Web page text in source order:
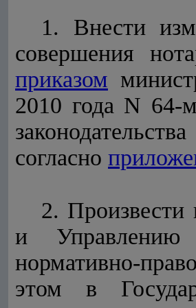
1. Внести
совершения
приказом
2010 года N 64-
согласно
2. Произвести
и Управлению
нормативно-
этом в